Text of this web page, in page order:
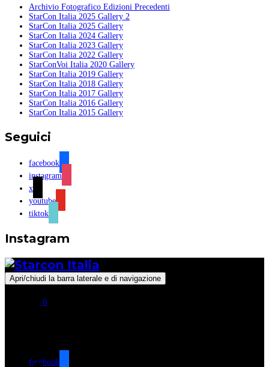
Archivio Fotografico Edizioni Precedenti
StarCon Italia 2025 Gallery 2
StarCon Italia 2025 Gallery
StarCon Italia 2024 Gallery
StarCon Italia 2023 Gallery
StarCon Italia 2022 Gallery
StarConVoi Italia 2020 Gallery
StarCon Italia 2019 Gallery
StarCon Italia 2018 Gallery
StarCon Italia 2017 Gallery
StarCon Italia 2016 Gallery
StarCon Italia 2015 Gallery
Seguici
facebook
instagram
x
youtube
tiktok
Instagram
Apri/chiudi la barra laterale e di navigazione
0
facebook